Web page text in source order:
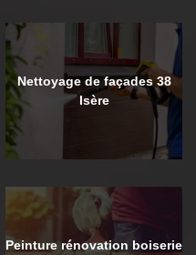
Nettoyage de façades 38
Isère
Peinture rénovation boiserie